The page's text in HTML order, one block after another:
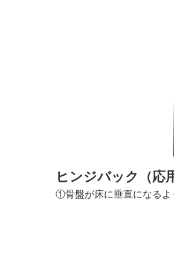
ヒンジバック（応
①骨盤が床に垂直になるよ